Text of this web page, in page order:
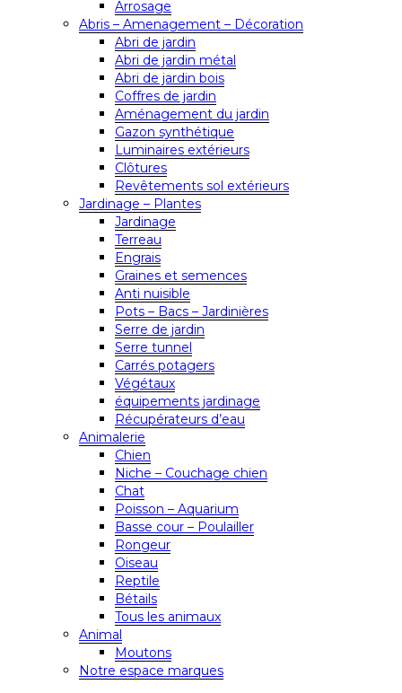
Arrosage
Abris – Amenagement – Décoration
Abri de jardin
Abri de jardin métal
Abri de jardin bois
Coffres de jardin
Aménagement du jardin
Gazon synthétique
Luminaires extérieurs
Clôtures
Revêtements sol extérieurs
Jardinage – Plantes
Jardinage
Terreau
Engrais
Graines et semences
Anti nuisible
Pots – Bacs – Jardinières
Serre de jardin
Serre tunnel
Carrés potagers
Végétaux
équipements jardinage
Récupérateurs d’eau
Animalerie
Chien
Niche – Couchage chien
Chat
Poisson – Aquarium
Basse cour – Poulailler
Rongeur
Oiseau
Reptile
Bétails
Tous les animaux
Animal
Moutons
Notre espace marques